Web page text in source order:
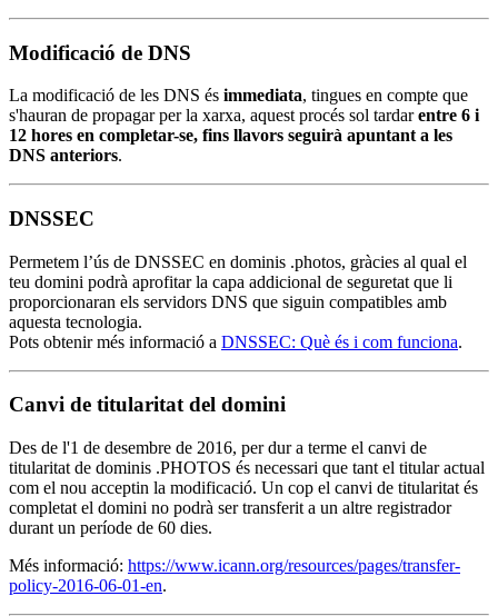
Modificació de DNS
La modificació de les DNS és immediata, tingues en compte que
s'hauran de propagar per la xarxa, aquest procés sol tardarentre 6 i
12 hores en completar-se, fins llavors seguirà apuntant a les
DNS anteriors.
DNSSEC
Permetem l’ús de DNSSEC en dominis .photos, gràcies al qual el
teu domini podrà aprofitar la capa addicional de seguretat que li
proporcionaran els servidors DNS que siguin compatibles amb
aquesta tecnologia.
Pots obtenir més informació a DNSSEC: Què és i com funciona.
Canvi de titularitat del domini
Des de l'1 de desembre de 2016, per dur a terme el canvi de
titularitat de dominis .PHOTOS és necessari que tant el titular actual
com el nou acceptin la modificació. Un cop el canvi de titularitat és
completat el domini no podrà ser transferit a un altre registrador
durant un període de 60 dies.
Més informació: https://www.icann.org/resources/pages/transfer-
policy-2016-06-01-en.